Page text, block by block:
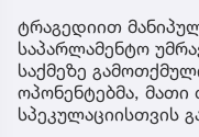
ტრაგედიით
საპარლამენტო
საქმეზე
ოპონენტებმა,
სპეკულაციისთვის